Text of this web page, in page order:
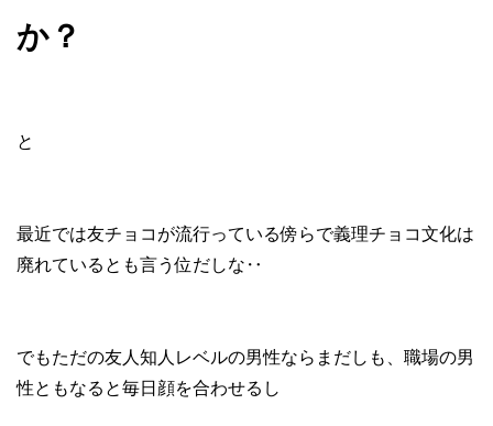
か？
と
最近では友チョコが流行っている傍らで義理チョコ文化は
廃れているとも言う位だしな‥
でもただの友人知人レベルの男性ならまだしも、職場の男
性ともなると毎日顔を合わせるし